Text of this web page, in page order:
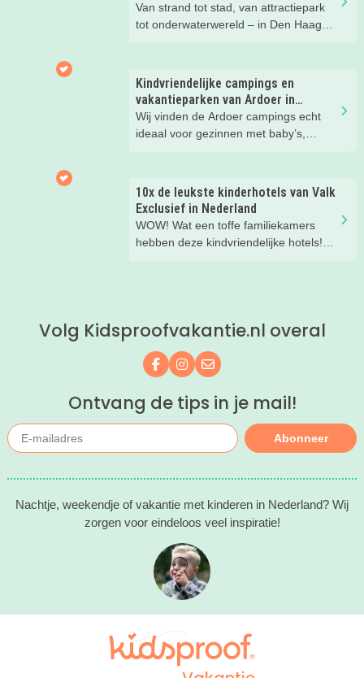
Van strand tot stad, van attractiepark
tot onderwaterwereld – in Den Haag
ontspannen met een lekkere lunch op
het strand en een duik in zee. Heerlijk!
Kindvriendelijke campings en
vakantieparken van Ardoer in
Nederland
Wij vinden de Ardoer campings echt
ideaal voor gezinnen met baby’s,
10x de leukste kinderhotels van Valk
Exclusief in Nederland
WOW! Wat een toffe familiekamers
hebben deze kindvriendelijke hotels!
kind(eren).
Volg Kidsproofvakantie.nl overal
Volg ons op Facebook
Volg ons op Instagram
Mail ons
Ontvang de tips in je mail!
Abonneer
Nachtje, weekendje of vakantie met kinderen in Nederland? Wij
zorgen voor eindeloos veel inspiratie!